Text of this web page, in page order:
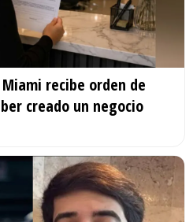
recibe orden de
creado un negocio